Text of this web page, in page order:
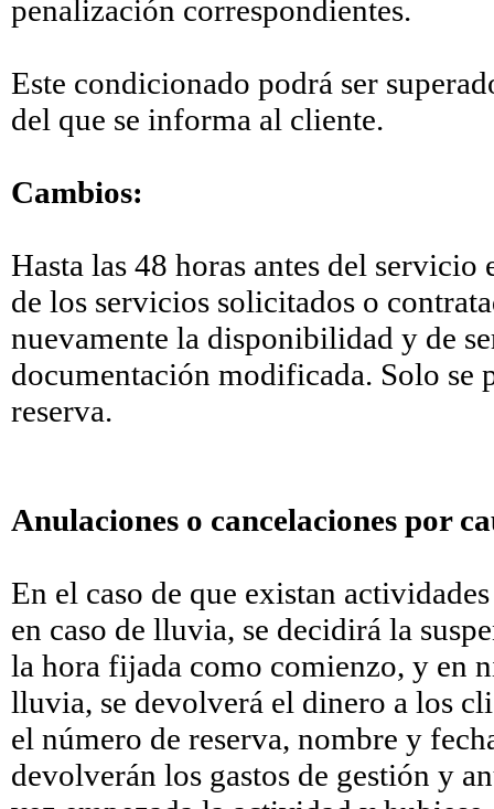
penalización correspondientes.
Este condicionado podrá ser
del que se informa al cliente.
Cambios:
Hasta las 48 horas antes del
de los servicios solicitados o
nuevamente la disponibilidad y de
documentación modificada. Solo se
reserva.
Anulaciones o cancelaciones por
En el caso de que existan
en caso de lluvia, se decidirá la
la hora fijada como comienzo, y en
lluvia, se devolverá el dinero a los
el número de reserva, nombre y
devolverán los gastos de gestión y